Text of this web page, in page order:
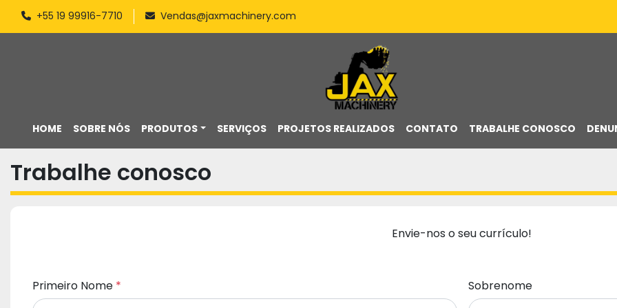
+55 19 99916-7710 Vendas@jaxmachinery.com
HOME PRODUTOS
SOBRE NÓS SERVIÇOS PROJETOS REALIZADOS CONTATO TRABALHE CONOSCO
Trabalhe conosco
Envie-nos o seu currículo!
Primeiro Nome * Sobrenome